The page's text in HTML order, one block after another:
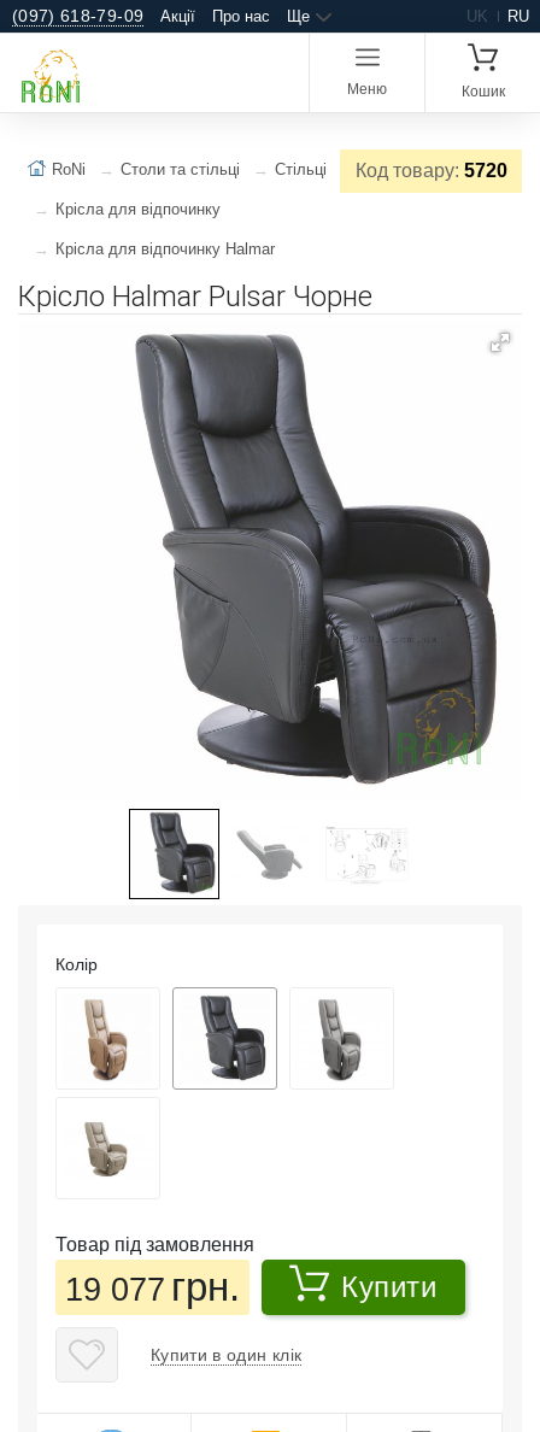
(097) 618-79-09 Акції Про нас Ще UK RU
Меню Кошик
Код товару: 5720
RoNi Столи та стільці Стільці
Крісла для відпочинку
Крісла для відпочинку Halmar
Крісло Halmar Pulsar Чорне
Колір
Товар під замовлення
19 077 грн. Купити
Купити в один клік